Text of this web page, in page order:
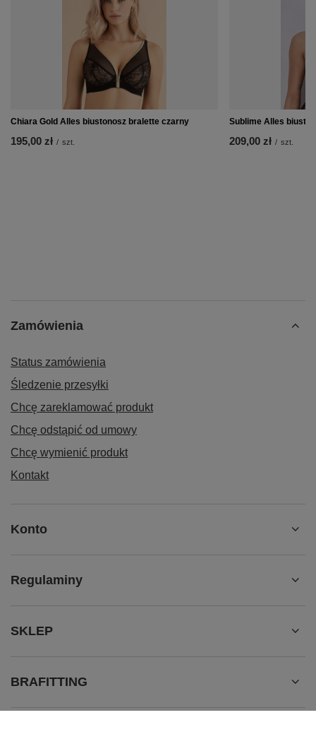
Chiara Gold Alles biustonosz bralette czarny
195,00 zł / szt.
Sublime Alles
209,00 zł / szt.
Zamówienia
Status zamówienia
Śledzenie przesyłki
Chcę zareklamować produkt
Chcę odstąpić od umowy
Chcę wymienić produkt
Kontakt
Konto
Regulaminy
SKLEP
BRAFITTING